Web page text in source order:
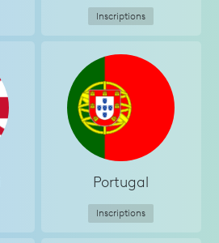
Inscriptions
Portugal
Inscriptions